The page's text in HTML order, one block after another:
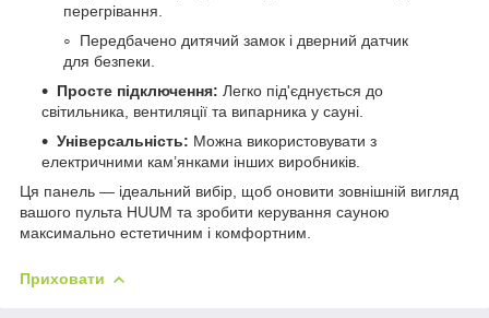
перегрівання.
Передбачено дитячий замок і дверний датчик
для безпеки.
Просте підключення: Легко під'єднується до
світильника, вентиляції та випарника у сауні.
Універсальність: Можна використовувати з
електричними кам’янками інших виробників.
Ця панель — ідеальний вибір, щоб оновити зовнішній вигляд
вашого пульта HUUM та зробити керування сауною
максимально естетичним і комфортним.
Приховати